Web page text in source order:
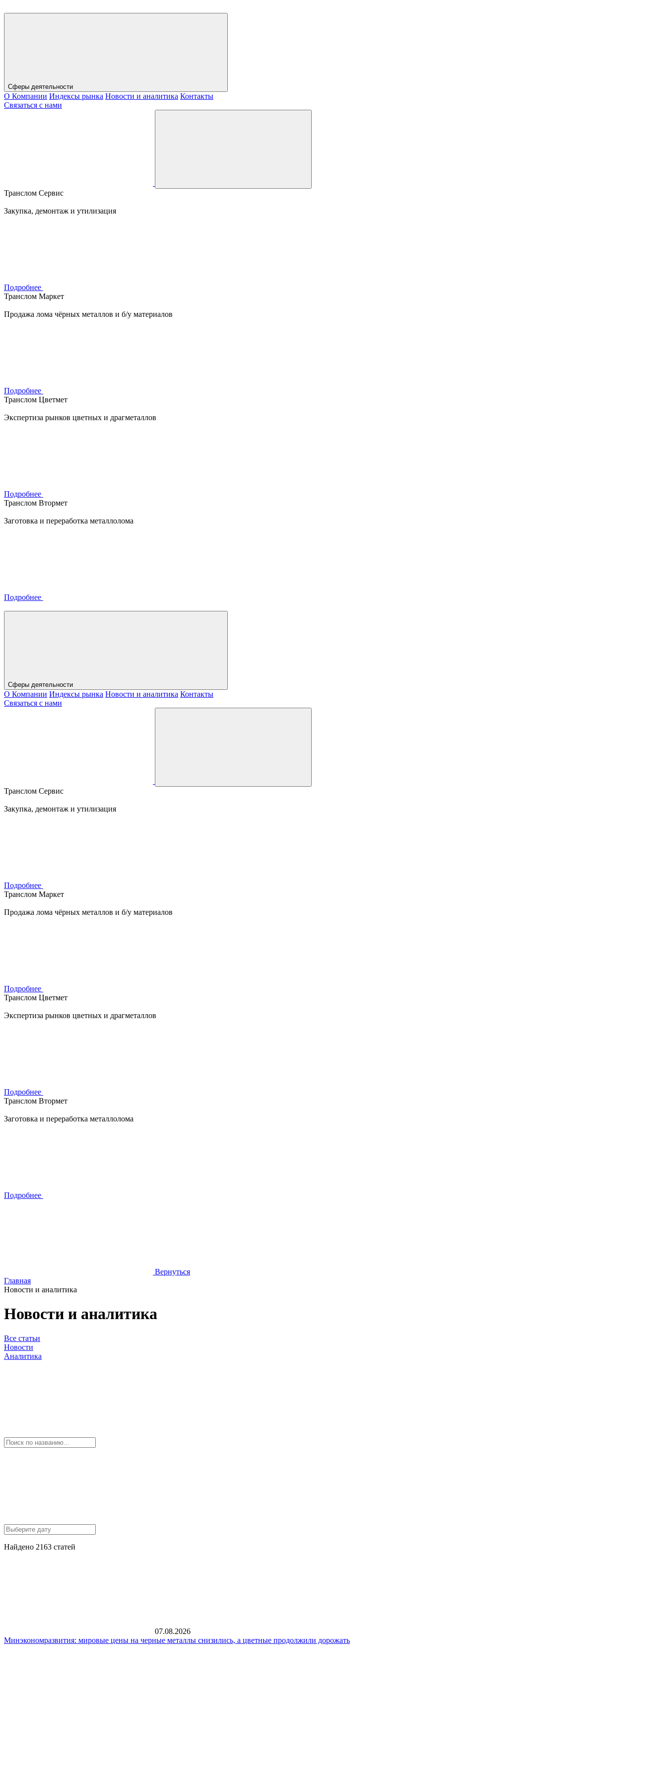
Сферы деятельности
О Компании Индексы рынка Новости и аналитика Контакты
Связаться с нами
Транслом Сервис
Закупка, демонтаж и утилизация
Подробнее
Транслом Маркет
Продажа лома чёрных металлов и б/у материалов
Подробнее
Транслом Цветмет
Экспертиза рынков цветных и драгметаллов
Подробнее
Транслом Втормет
Заготовка и переработка металлолома
Подробнее
Сферы деятельности
О Компании Индексы рынка Новости и аналитика Контакты
Связаться с нами
Транслом Сервис
Закупка, демонтаж и утилизация
Подробнее
Транслом Маркет
Продажа лома чёрных металлов и б/у материалов
Подробнее
Транслом Цветмет
Экспертиза рынков цветных и драгметаллов
Подробнее
Транслом Втормет
Заготовка и переработка металлолома
Подробнее
Вернуться
Главная
Новости и аналитика
Новости и аналитика
Все статьи
Новости
Аналитика
Найдено 2163 статей
07.08.2026
Минэкономразвития: мировые цены на черные металлы снизились, а цветные продолжили дорожать